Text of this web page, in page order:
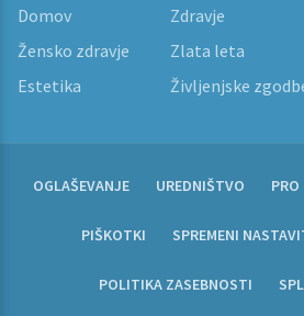
Domov Zdravje
Žensko zdravje
Zlata leta
Estetika
Življenjske
OGLAŠEVANJE UREDNIŠTVO PRO
PIŠKOTKI SPREMENI
POLITIKA ZASEBNOSTI